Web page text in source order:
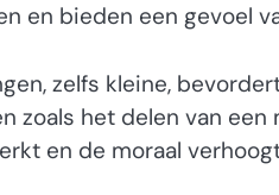
en bieden een gevoel
zelfs kleine,
zoals het delen van
en de moraal